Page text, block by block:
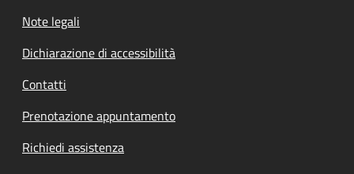
Note legali
Dichiarazione di accessibilità
Contatti
Prenotazione appuntamento
Richiedi assistenza